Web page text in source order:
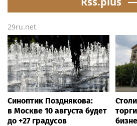
29ru.net
Синоптик Позднякова:
в Москве 10 августа будет
до +27 градусов